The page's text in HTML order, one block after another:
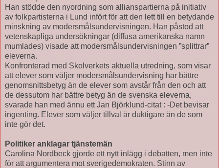
Han stödde den nyordning som allianspartierna på initiativ
av folkpartisterna i Lund infört för att den lett till en betydande
minskning av modersmålsundervisningen. Han påstod att
vetenskapliga undersökningar (diffusa amerikanska namn
mumlades) visade att modersmålsundervisningen ”splittrar”
eleverna.
Konfronterad med Skolverkets aktuella utredning, som visar
att elever som väljer modersmålsundervisning har bättre
genomsnittsbetyg än de elever som avstår från den och att
de dessutom har bättre betyg än de svenska eleverna,
svarade han med ännu ett Jan Björklund-citat : -Det bevisar
ingenting. Elever som väljer tillval är duktigare än de som
inte gör det.
Politiker anklagar tjänstemän
Carolina Nordbeck gjorde ett nytt inlägg i debatten, men inte
för att argumentera mot sverigedemokraten. Stinn av